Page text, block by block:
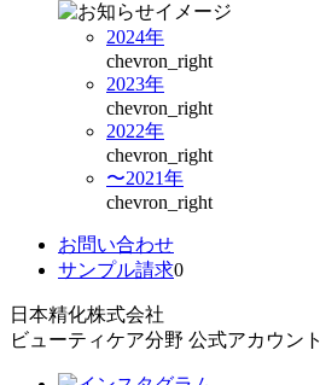
2024年
chevron_right
2023年
chevron_right
2022年
chevron_right
〜2021年
chevron_right
お問い合わせ
サンプル請求0
日本精化株式会社
ビューティケア分野 公式アカウント